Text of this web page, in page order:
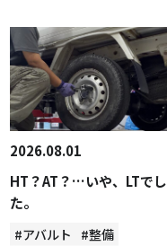
2026.08.01
HT？AT？…いや、LTでし
た。
#アバルト #整備